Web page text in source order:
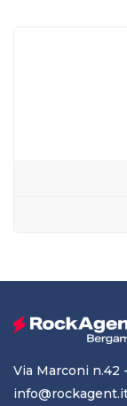
Via Marconi n.42